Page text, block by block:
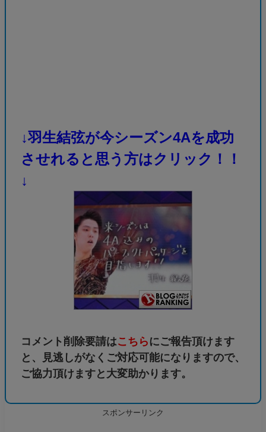
↓羽生結弦が今シーズン4Aを成功
させれると思う方はクリック！！
↓
コメント削除要請はこちら にご報告頂けます
と、見逃しがなくご対応可能になりますので、
ご協力頂けますと大変助かります。
スポンサーリンク